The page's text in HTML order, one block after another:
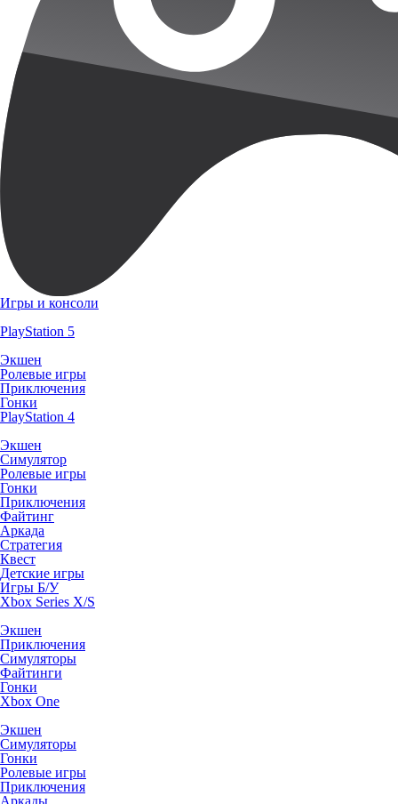
Игры и консоли
PlayStation 5
Экшен
Ролевые игры
Приключения
Гонки
PlayStation 4
Экшен
Симулятор
Ролевые игры
Гонки
Приключения
Файтинг
Аркада
Стратегия
Квест
Детские игры
Игры Б/У
Xbox Series X/S
Экшен
Приключения
Симуляторы
Файтинги
Гонки
Xbox One
Экшен
Симуляторы
Гонки
Ролевые игры
Приключения
Аркады